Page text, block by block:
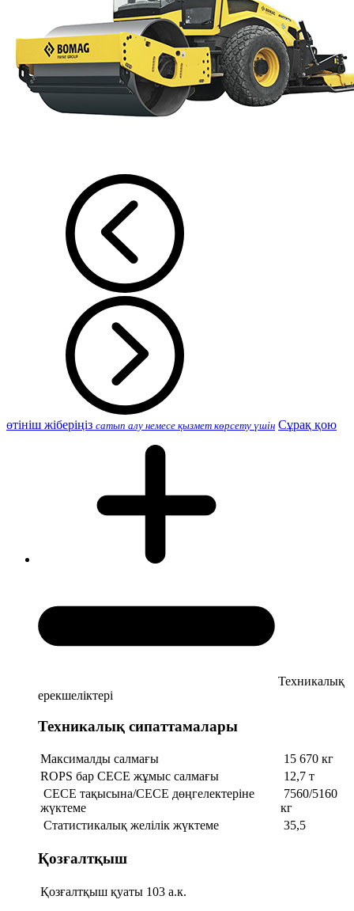
өтініш жіберіңіз сатып алу немесе қызмет көрсету үшін Сұрақ қою
Техникалық
ерекшеліктері
Техникалық сипаттамалары
Максималды салмағы
15 670 кг
ROPS бар СЕСЕ жұмыс салмағы
12,7 т
СЕСЕ тақысына/СЕСЕ дөңгелектеріне
жүктеме
7560/5160
кг
Статистикалық желілік жүктеме
35,5
Қозғалтқыш
Қозғалтқыш қуаты 103 а.к.